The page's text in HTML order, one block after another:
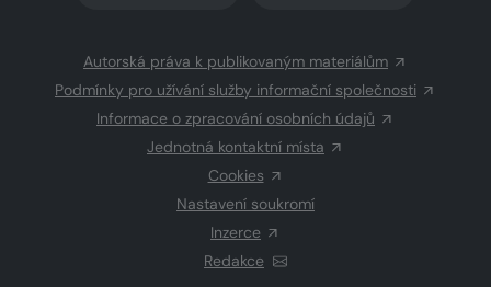
Autorská práva k publikovaným materiálům
Podmínky pro užívání služby informační společnosti
Informace o zpracování osobních údajů
Jednotná kontaktní místa
Cookies
Nastavení soukromí
Inzerce
Redakce